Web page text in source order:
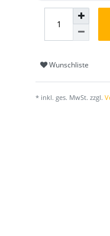
Wunschliste
* inkl. ges. MwSt. zzgl.